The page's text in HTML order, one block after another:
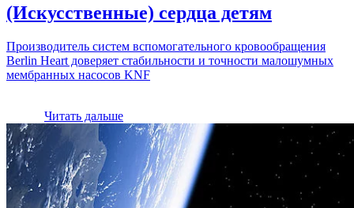
(Искусственные) сердца детям
Производитель систем вспомогательного кровообращения
Berlin Heart доверяет стабильности и точности малошумных
мембранных насосов KNF
Читать дальше